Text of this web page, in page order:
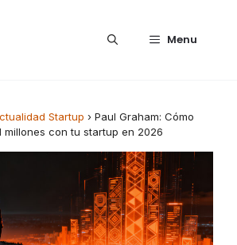
Menu
Startup › Paul Graham: Cómo
millones con tu startup en 2026